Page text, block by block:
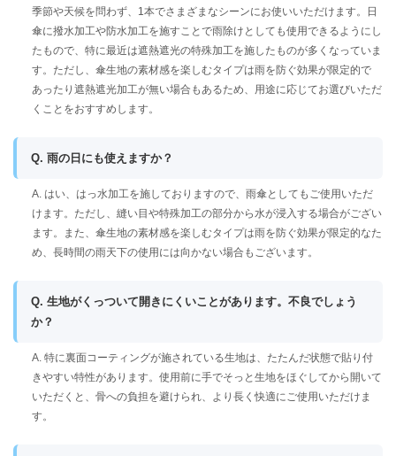
季節や天候を問わず、1本でさまざまなシーンにお使いいただけます。日
傘に撥水加工や防水加工を施すことで雨除けとしても使用できるようにし
たもので、特に最近は遮熱遮光の特殊加工を施したものが多くなっていま
す。ただし、傘生地の素材感を楽しむタイプは雨を防ぐ効果が限定的で
あったり遮熱遮光加工が無い場合もあるため、用途に応じてお選びいただ
くことをおすすめします。
Q. 雨の日にも使えますか？
A. はい、はっ水加工を施しておりますので、雨傘としてもご使用いただ
けます。ただし、縫い目や特殊加工の部分から水が浸入する場合がござい
ます。また、傘生地の素材感を楽しむタイプは雨を防ぐ効果が限定的なた
め、長時間の雨天下の使用には向かない場合もございます。
Q. 生地がくっついて開きにくいことがあります。不良でしょう
か？
A. 特に裏面コーティングが施されている生地は、たたんだ状態で貼り付
きやすい特性があります。使用前に手でそっと生地をほぐしてから開いて
いただくと、骨への負担を避けられ、より長く快適にご使用いただけま
す。